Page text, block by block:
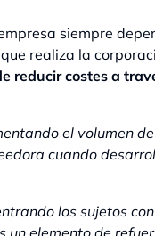
siempre
realiza la
reducir costes a
el volumen
cuando
los sujetos
elemento de